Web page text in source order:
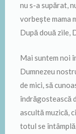
nu s-a supărat,
vorbește mama
După două zile,
Mai suntem noi
Dumnezeu
de mici, să
îndrăgostească
ascultă muzică,
totul se întâmplă